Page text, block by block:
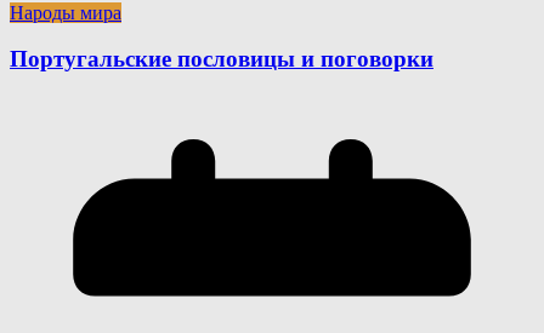
Народы мира
Португальские пословицы и поговорки